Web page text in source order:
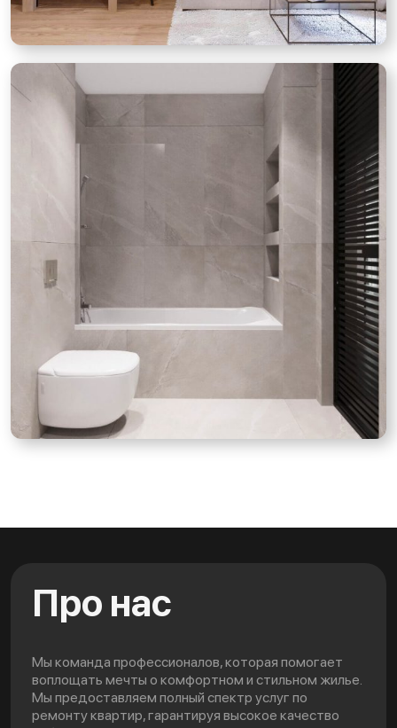
Про нас
Мы команда профессионалов, которая помогает
воплощать мечты о комфортном и стильном жилье.
Мы предоставляем полный спектр услуг по
ремонту квартир, гарантируя высокое качество